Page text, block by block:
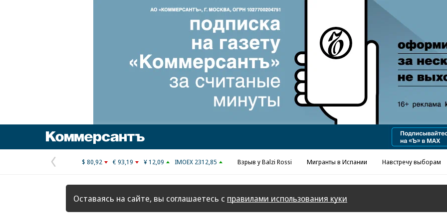
Реклама в «Ъ» www.kommersant.ru/ad
Предыдущая
страница
$ 80,92 € 93,19 ¥ 12,09 IMOEX 2312,85 Взрыв у Balzi Rossi Мигранты в Испании Навстречу выборам
Оставаясь на сайте, вы соглашаетесь с правилами использования куки